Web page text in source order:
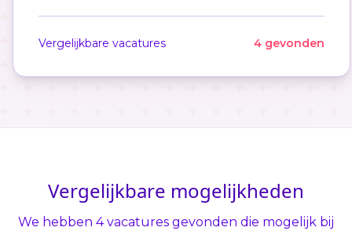
Vergelijkbare vacatures 4 gevonden
Vergelijkbare mogelijkheden
We hebben 4 vacatures gevonden die mogelijk bij